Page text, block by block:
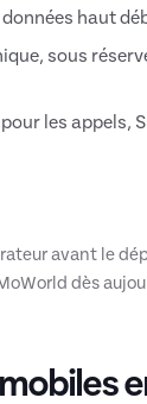
données haut
sous
les appels,
avant le
dès